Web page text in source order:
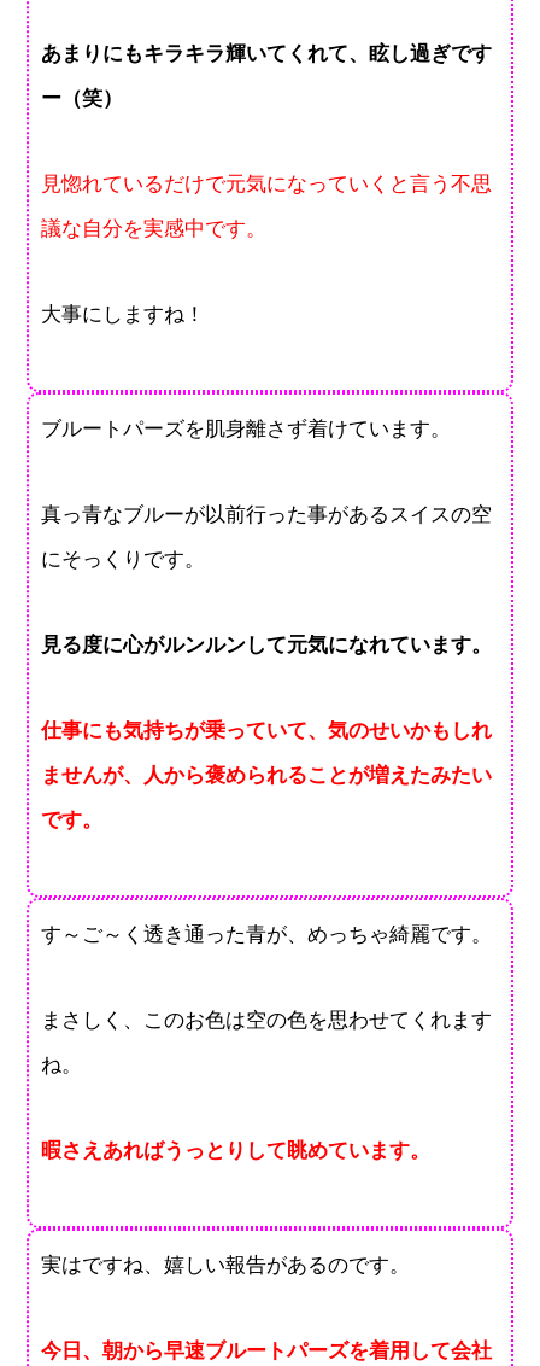
あまりにもキラキラ輝いてくれて、眩し過ぎです
ー（笑）
見惚れているだけで元気になっていくと言う不思
議な自分を実感中です。
大事にしますね！
ブルートパーズを肌身離さず着けています。
真っ青なブルーが以前行った事があるスイスの空
にそっくりです。
見る度に心がルンルンして元気になれています。
仕事にも気持ちが乗っていて、気のせいかもしれ
ませんが、人から褒められることが増えたみたい
です。
す～ご～く透き通った青が、めっちゃ綺麗です。
まさしく、このお色は空の色を思わせてくれます
ね。
暇さえあればうっとりして眺めています。
実はですね、嬉しい報告があるのです。
今日、朝から早速ブルートパーズを着用して会社